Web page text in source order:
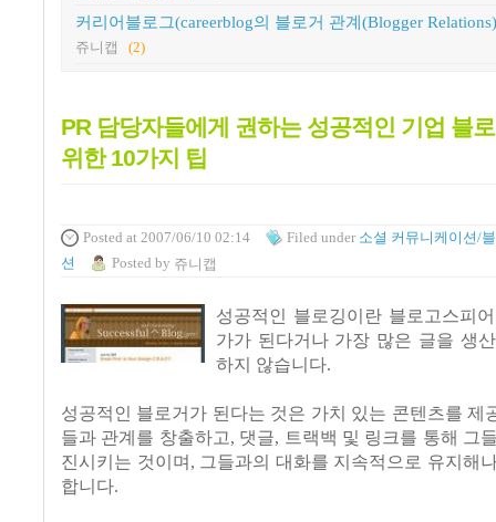
커리어블로그(careerblog의 블로거 관계(Blogger Relations)
쥬니캡
(2)
PR 담당자들에게 권하는 성공적인 기업 블
위한 10가지 팁
Posted at 2007/06/10 02:14 Filed under 소셜 커뮤니케이션/
션
Posted by 쥬니캡
성공적인 블로깅이란 블로고스피
가가 된다거나 가장 많은 글을 생
하지 않습니다.
성공적인 블로거가 된다는 것은 가치 있는 콘텐츠를 제
들과 관계를 창출하고, 댓글, 트랙백 및 링크를 통해 그
진시키는 것이며, 그들과의 대화를 지속적으로 유지해
합니다.